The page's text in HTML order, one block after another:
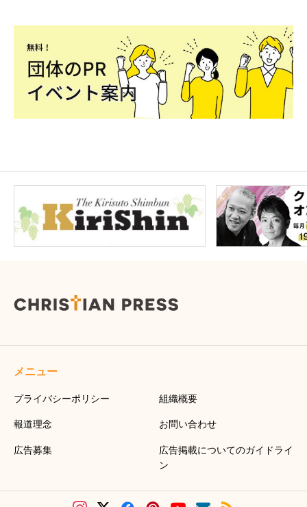
メニュー
プライバシーポリシー 組織概要
報道理念 お問い合わせ
広告募集
広告掲載についてのガイドライ
ン